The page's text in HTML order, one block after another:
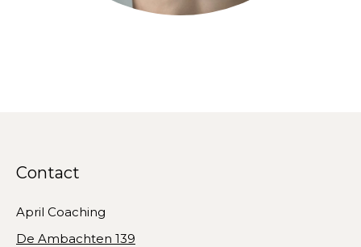
Contact
April Coaching
De Ambachten 139